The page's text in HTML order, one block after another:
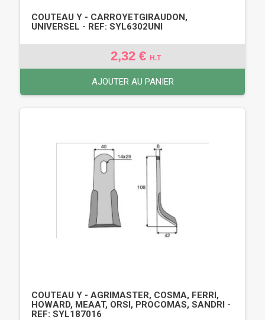
COUTEAU Y - CARROYETGIRAUDON,
UNIVERSEL - REF: SYL6302UNI
2,32 € H.T
AJOUTER AU PANIER
COUTEAU Y - AGRIMASTER, COSMA, FERRI,
HOWARD, MEAAT, ORSI, PROCOMAS, SANDRI -
REF: SYL187016